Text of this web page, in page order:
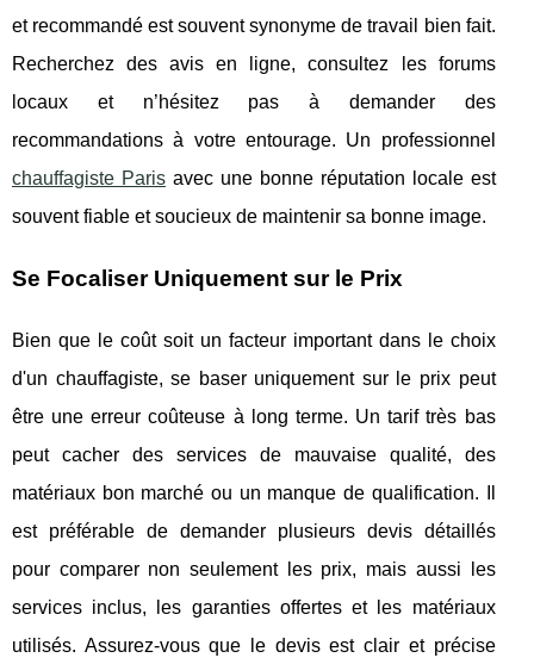
et recommandé est souvent synonyme de travail bien fait.
Recherchez des avis en ligne, consultez les forums
locaux et n’hésitez pas à demander des
recommandations à votre entourage. Un professionnel
chauffagiste Parisavec une bonne réputation locale est
souvent fiable et soucieux de maintenir sa bonne image.
Se Focaliser Uniquement sur le Prix
Bien que le coût soit un facteur important dans le choix
d'un chauffagiste, se baser uniquement sur le prix peut
être une erreur coûteuse à long terme. Un tarif très bas
peut cacher des services de mauvaise qualité, des
matériaux bon marché ou un manque de qualification. Il
est préférable de demander plusieurs devis détaillés
pour comparer non seulement les prix, mais aussi les
services inclus, les garanties offertes et les matériaux
utilisés. Assurez-vous que le devis est clair et précise